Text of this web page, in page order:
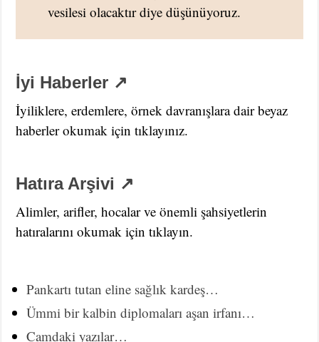
vesilesi olacaktır diye düşünüyoruz.
İyi Haberler ↗
İyiliklere, erdemlere, örnek davranışlara dair beyaz
haberler okumak için tıklayınız.
Hatıra Arşivi ↗
Alimler, arifler, hocalar ve önemli şahsiyetlerin
hatıralarını okumak için tıklayın.
Pankartı tutan eline sağlık kardeş…
Ümmi bir kalbin diplomaları aşan irfanı…
Camdaki yazılar…